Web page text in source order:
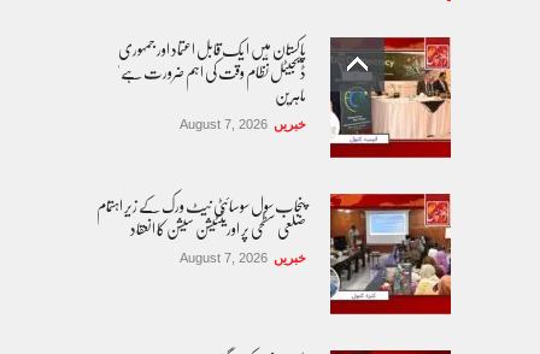
پاکستان مِیں ا یک قابل اعتماد اور جمہوری
ڈیجیٹل نظام وقت کی اہم ضرورت ہے'
ماہرین
خبریں August 7, 2026
پنجاب سول سوسائٹی نیٹ ورک کے زیرِ اہتمام
ضلعی سطحی پر اورینٹیشن سیشن کا انعقاد
خبریں August 7, 2026